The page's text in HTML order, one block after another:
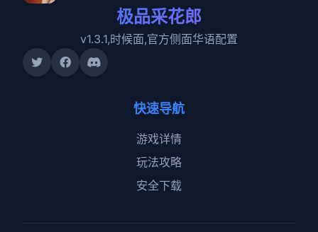
极品采花郎
v1.3.1,时候面,官方侧面华语配置
快速导航
游戏详情
玩法攻略
安全下载